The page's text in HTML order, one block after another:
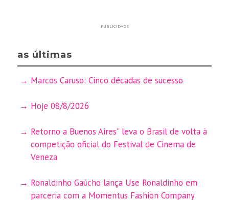
PUBLICIDADE
as últimas
Marcos Caruso: Cinco décadas de sucesso
Hoje 08/8/2026
Retorno a Buenos Aires” leva o Brasil de volta à
competição oficial do Festival de Cinema de
Veneza
Ronaldinho Gaúcho lança Use Ronaldinho em
parceria com a Momentus Fashion Company